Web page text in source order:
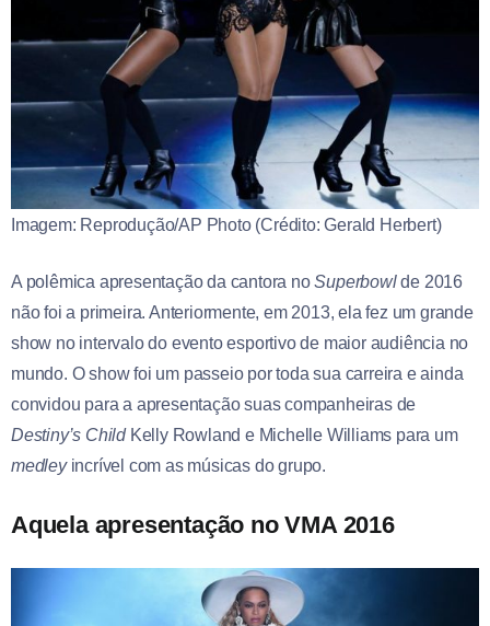
Imagem: Reprodução/AP Photo (Crédito: Gerald Herbert)
A polêmica apresentação da cantora noSuperbowlde 2016
não foi a primeira. Anteriormente, em 2013, ela fez um grande
show no intervalo do evento esportivo de maior audiência no
mundo. O show foi um passeio por toda sua carreira e ainda
convidou para a apresentação suas companheiras de
Destiny’s ChildKelly Rowland e Michelle Williams para um
medleyincrível com as músicas do grupo.
Aquela apresentação no VMA 2016